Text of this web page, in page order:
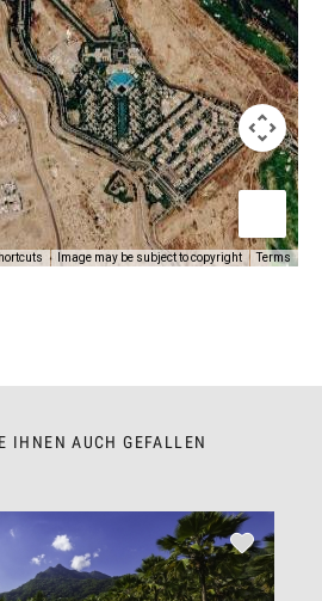
Image may be subject to copyright Terms
IHNEN AUCH GEFALLEN